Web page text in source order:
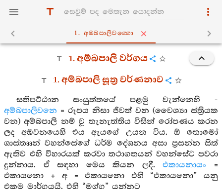
1. අම‍්බපාලිවග‍්ගො
1. අම්බපාලි වර්ගය
1. අම්බපාලි සූත්‍ර වර්ණනාව
සතිපට්ඨාන සංයුත්තයේ පළමු වැන්නෙහි -
අම්බපාලිවනෙ = රූපය නිසා ජීවත් වන (වෛශ්‍යා ස්ත්‍රියක
වන) අම්බපාලි නම් වූ තැනැත්තිය විසින් රෝපණය කරන
ලද අඹවනයෙහි එය ඇයගේ උයන විය. ඕ තොමෝ
ශාස්තෲන් වහන්සේගේ ධර්ම දේශනය අසා ප්‍රසන්න සිත්
ඇතිව එහි විහාරයක් කරවා තථාගතයන් වහන්සේට පවරා
දුන්නාය. ඒ සඳහා මෙය කියන ලදී.එකායනායං =
එකායනො + අ = එකායනො එහි “එකායනො” යනු
එකම මාර්ගයයි. එහි “මග්ග” යන්නට